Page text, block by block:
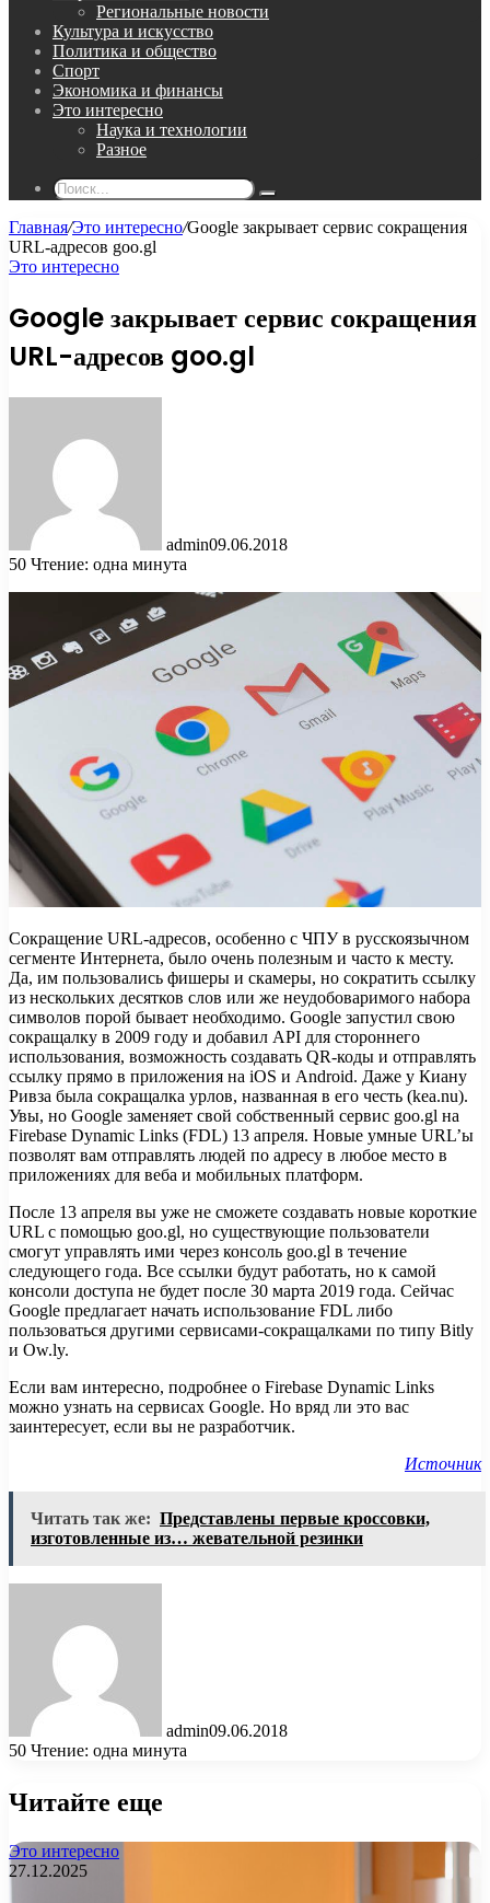
Региональные новости
Культура и искусство
Политика и общество
Спорт
Экономика и финансы
Это интересно
Наука и технологии
Разное
Поиск...
Главная/Это интересно/Google закрывает сервис сокращения
URL-адресов goo.gl
Это интересно
Google закрывает сервис сокращения
URL-адресов goo.gl
admin09.06.2018
50 Чтение: одна минута
Сокращение URL-адресов, особенно с ЧПУ в русскоязычном
сегменте Интернета, было очень полезным и часто к месту.
Да, им пользовались фишеры и скамеры, но сократить ссылку
из нескольких десятков слов или же неудобоваримого набора
символов порой бывает необходимо. Google запустил свою
сокращалку в 2009 году и добавил API для стороннего
использования, возможность создавать QR-коды и отправлять
ссылку прямо в приложения на iOS и Android. Даже у Киану
Ривза была сокращалка урлов, названная в его честь (kea.nu).
Увы, но Google заменяет свой собственный сервис goo.gl на
Firebase Dynamic Links (FDL) 13 апреля. Новые умные URL’ы
позволят вам отправлять людей по адресу в любое место в
приложениях для веба и мобильных платформ.
После 13 апреля вы уже не сможете создавать новые короткие
URL с помощью goo.gl, но существующие пользователи
смогут управлять ими через консоль goo.gl в течение
следующего года. Все ссылки будут работать, но к самой
консоли доступа не будет после 30 марта 2019 года. Сейчас
Google предлагает начать использование FDL либо
пользоваться другими сервисами-сокращалками по типу Bitly
и Ow.ly.
Если вам интересно, подробнее о Firebase Dynamic Links
можно узнать на сервисах Google. Но вряд ли это вас
заинтересует, если вы не разработчик.
Источник
Читать так же: Представлены первые кроссовки,
изготовленные из… жевательной резинки
admin09.06.2018
50 Чтение: одна минута
Читайте еще
Это интересно
27.12.2025